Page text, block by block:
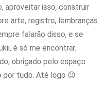
aproveitar isso, construir
arte, registro, lembranças.
falarão disso, e se
é só me encontrar.
obrigado pelo espaço
por tudo. Até logo 😉